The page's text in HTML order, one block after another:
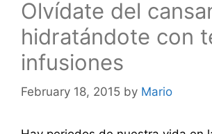
Olvídate del
hidratándote con
infusiones
February 18, 2015 by Mario